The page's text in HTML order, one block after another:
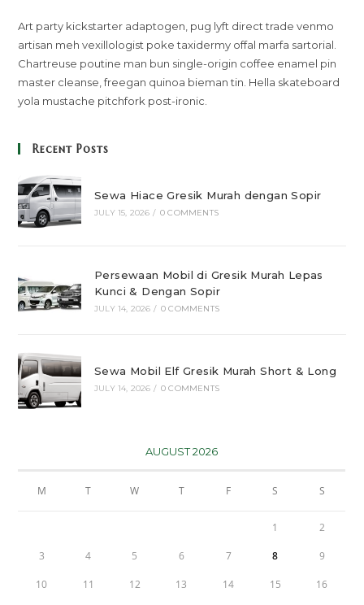
Art party kickstarter adaptogen, pug lyft direct trade venmo
artisan meh vexillologist poke taxidermy offal marfa sartorial.
Chartreuse poutine man bun single-origin coffee enamel pin
master cleanse, freegan quinoa bieman tin. Hella skateboard
yola mustache pitchfork post-ironic.
Recent Posts
Sewa Hiace Gresik Murah dengan Sopir
JULY 15, 2026 / 0 COMMENTS
Persewaan Mobil di Gresik Murah Lepas
Kunci & Dengan Sopir
JULY 14, 2026 / 0 COMMENTS
Sewa Mobil Elf Gresik Murah Short & Long
JULY 14, 2026 / 0 COMMENTS
AUGUST 2026
M T W T F S S
1 2
3 4 5 6 7 8 9
10 11 12 13 14 15 16